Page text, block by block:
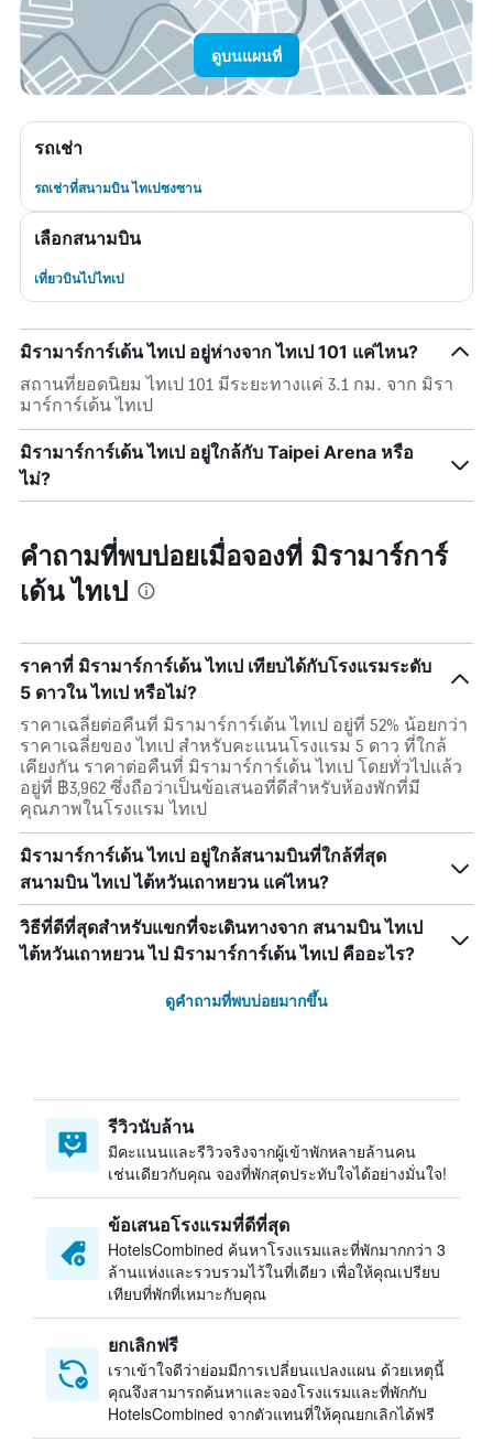
ดูบนแผนที่
รถเช่า
รถเช่าที่สนามบิน ไทเปซงซาน
เลือกสนามบิน
เที่ยวบินไปไทเป
มิรามาร์การ์เด้น ไทเป อยู่ห่างจาก ไทเป 101 แค่ไหน?
สถานที่ยอดนิยม ไทเป 101 มีระยะทางแค่ 3.1 กม. จาก มิรา
มาร์การ์เด้น ไทเป
มิรามาร์การ์เด้น ไทเป อยู่ใกล้กับ Taipei Arena หรือ
ไม่?
คำถามที่พบบ่อยเมื่อจองที่ มิรามาร์การ์
เด้น ไทเป
ราคาที่ มิรามาร์การ์เด้น ไทเป เทียบได้กับโรงแรมระดับ
5 ดาวใน ไทเป หรือไม่?
ราคาเฉลี่ยต่อคืนที่ มิรามาร์การ์เด้น ไทเป อยู่ที่ 52% น้อยกว่า
ราคาเฉลี่ยของ ไทเป สำหรับคะแนนโรงแรม 5 ดาว ที่ใกล้
เคียงกัน ราคาต่อคืนที่ มิรามาร์การ์เด้น ไทเป โดยทั่วไปแล้ว
อยู่ที่ ฿3,962 ซึ่งถือว่าเป็นข้อเสนอที่ดีสำหรับห้องพักที่มี
คุณภาพในโรงแรม ไทเป
มิรามาร์การ์เด้น ไทเป อยู่ใกล้สนามบินที่ใกล้ที่สุด
สนามบิน ไทเป ไต้หวันเถาหยวน แค่ไหน?
วิธีที่ดีที่สุดสำหรับแขกที่จะเดินทางจาก สนามบิน ไทเป
ไต้หวันเถาหยวน ไป มิรามาร์การ์เด้น ไทเป คืออะไร?
ดูคำถามที่พบบ่อยมากขึ้น
รีวิวนับล้าน
มีคะแนนและรีวิวจริงจากผู้เข้าพักหลายล้านคน
เช่นเดียวกับคุณ จองที่พักสุดประทับใจได้อย่างมั่นใจ!
ข้อเสนอโรงแรมที่ดีที่สุด
HotelsCombined ค้นหาโรงแรมและที่พักมากกว่า 3
ล้านแห่งและรวบรวมไว้ในที่เดียว เพื่อให้คุณเปรียบ
เทียบที่พักที่เหมาะกับคุณ
ยกเลิกฟรี
เราเข้าใจดีว่าย่อมมีการเปลี่ยนแปลงแผน ด้วยเหตุนี้
คุณจึงสามารถค้นหาและจองโรงแรมและที่พักกับ
HotelsCombined จากตัวแทนที่ให้คุณยกเลิกได้ฟรี